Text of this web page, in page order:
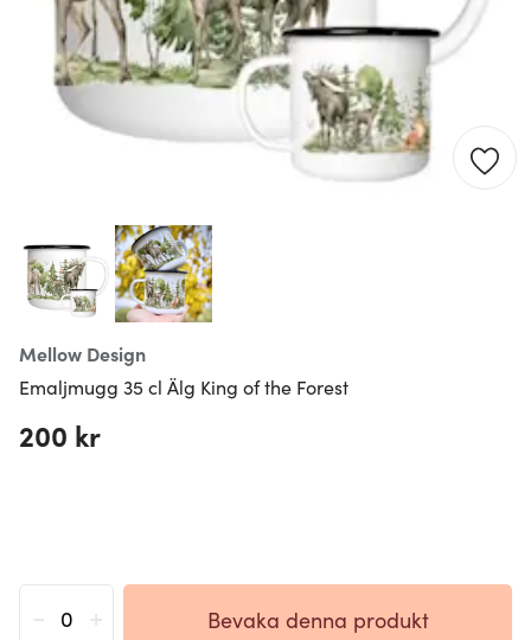
Mellow Design
Emaljmugg 35 cl Älg King of the Forest
200 kr
Bevaka denna produkt